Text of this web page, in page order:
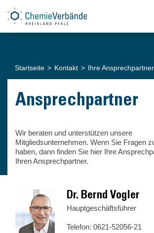
Startseite Kontakt Ihre Ansprechpartner
Ansprechpartner
Wir beraten und unterstützen unsere
Mitgliedsunternehmen. Wenn Sie Fragen
haben, dann finden Sie hier Ihre
Ihren Ansprechpartner.
Dr. Bernd Vogler
Hauptgeschäftsführer
Telefon: 0621-52056-21